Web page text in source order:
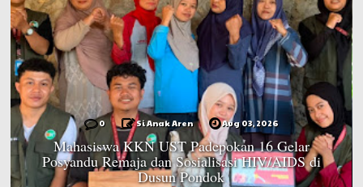
0 Si Anak Aren Aug 03, 2026
Mahasiswa KKN UST Padepokan 16 Gelar
Posyandu Remaja dan Sosialisasi HIV/AIDS di
Dusun Pondok